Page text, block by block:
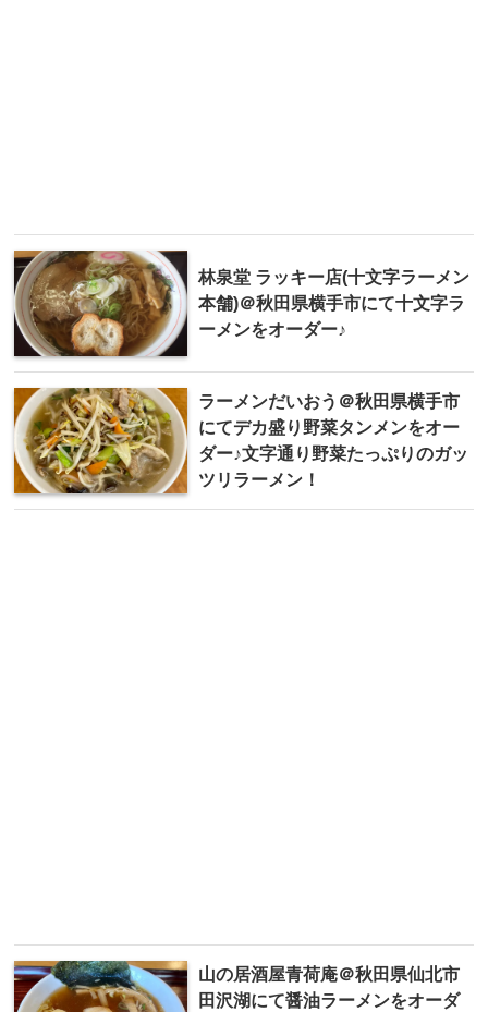
林泉堂 ラッキー店(十文字ラーメン
本舗)＠秋田県横手市にて十文字ラ
ーメンをオーダー♪
ラーメンだいおう＠秋田県横手市
にてデカ盛り野菜タンメンをオー
ダー♪文字通り野菜たっぷりのガッ
ツリラーメン！
山の居酒屋青荷庵＠秋田県仙北市
田沢湖にて醤油ラーメンをオーダ